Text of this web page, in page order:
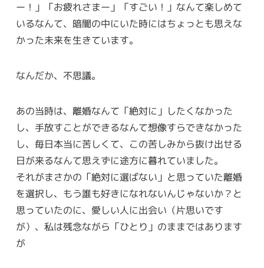
ー！」「お疲れさまー」「すごい！」なんて楽しめて
いるなんて、暗闇の中にいた時にはちょっとも思えな
かった未来を生きています。
なんだか、不思議。
あの当時は、離婚なんて「絶対に」したくなかった
し、手放すことができるなんて想像すらできなかった
し、毎日本当に苦しくて、この苦しみから抜け出せる
日が来るなんて思えずに途方に暮れていました。
それがまさかの「絶対に選ばない」と思っていた離婚
を選択し、もう誰も好きになれないんじゃないか？と
思っていたのに、愛しい人に出会い（片思いです
が）、私は残念ながら「ひとり」のままではあります
が